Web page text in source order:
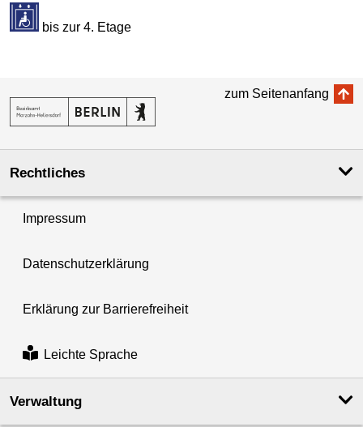
bis zur 4. Etage
zum Seitenanfang
Rechtliches
Impressum
Datenschutzerklärung
Erklärung zur Barrierefreiheit
Leichte Sprache
Verwaltung